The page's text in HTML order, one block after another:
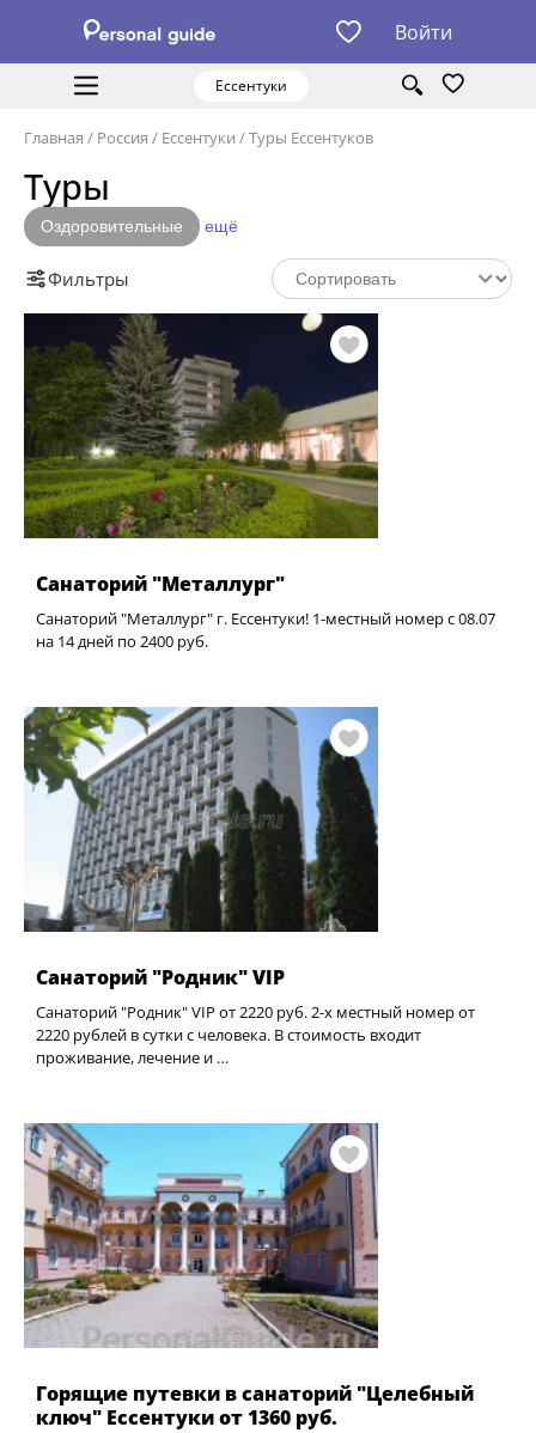
Войти
Ессентуки
Главная / Россия / Ессентуки /Туры Ессентуков
Туры
Оздоровительные ещё
Фильтры
Санаторий "Металлург"
Санаторий "Металлург" г. Ессентуки! 1-местный номер с 08.07
на 14 дней по 2400 руб.
Санаторий "Родник" VIP
Санаторий "Родник" VIP от 2220 руб. 2-х местный номер от
2220 рублей в сутки с человека. В стоимость входит
проживание, лечение и …
Горящие путевки в санаторий "Целебный
ключ" Ессентуки от 1360 руб.